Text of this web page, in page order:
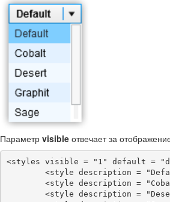
Параметр visible отвечает за
<styles visible = "1" default =